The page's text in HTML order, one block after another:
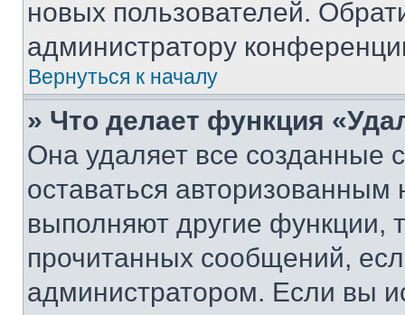
новых пользователей.
администратору
Вернуться к началу
» Что делает функция
Она удаляет все созданные
оставаться
выполняют другие функции,
прочитанных сообщений,
администратором. Если вы